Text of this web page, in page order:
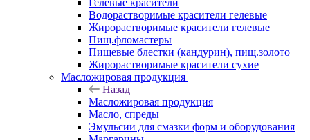
Гелевые красители
Водорастворимые красители гелевые
Жирорастворимые красители гелевые
Пищ.фломастеры
Пищевые блестки (кандурин), пищ.золото
Жирорастворимые красители сухие
Масложировая продукция
Назад
Масложировая продукция
Масло, спреды
Эмульсии для смазки форм и оборудования